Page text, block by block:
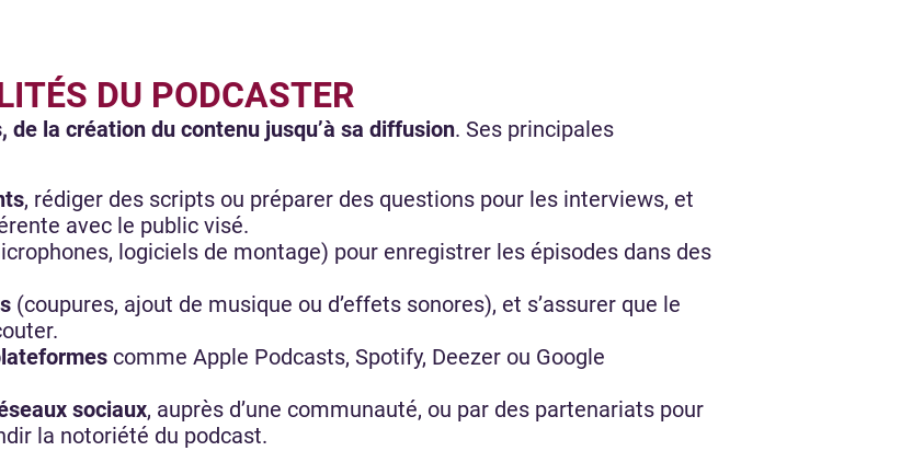
DU PODCASTER
la création du contenu jusqu’à sa diffusion. Ses principales
, rédiger des scripts ou préparer des questions pour les interviews, et
avec le public visé.
logiciels de montage) pour enregistrer les épisodes dans des
(coupures, ajout de musique ou d’effets sonores), et s’assurer que le
comme Apple Podcasts, Spotify, Deezer ou Google
sociaux, auprès d’une communauté, ou par des partenariats pour
la notoriété du podcast.